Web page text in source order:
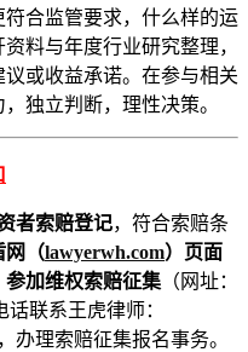
合监管要求，什么样的运
料与年度行业研究整理，
或收益承诺。在参与相关
独立判断，理性决策。
者索赔登记，符合索赔条
网（lawyerwh.com）页面
参加维权索赔征集 （网址：
联系王虎律师：
，办理索赔征集报名事务。